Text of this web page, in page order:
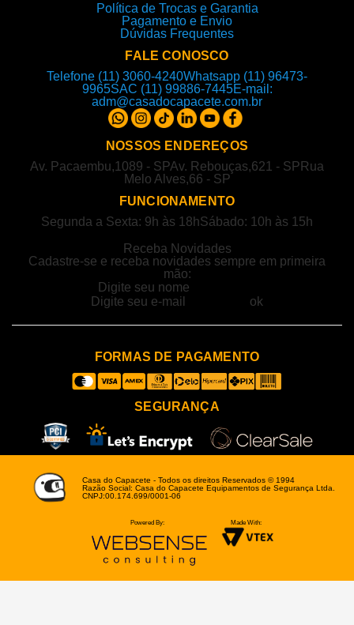
Política de Trocas e Garantia
Pagamento e Envio
Dúvidas Frequentes
FALE CONOSCO
Telefone (11) 3060-4240Whatsapp (11) 96473-
9965SAC (11) 99886-7445E-mail:
adm@casadocapacete.com.br
NOSSOS ENDEREÇOS
Av. Pacaembu,1089 - SPAv. Rebouças,621 - SP Rua
Melo Alves,66 - SP
FUNCIONAMENTO
Segunda a Sexta: 9h às 18hSábado: 10h às 15h
Receba Novidades
Cadastre-se e receba novidades sempre em primeira
mão:
FORMAS DE PAGAMENTO
SEGURANÇA
Casa do Capacete - Todos os direitos Reservados © 1994
Razão Social: Casa do Capacete Equipamentos de Segurança Ltda.
CNPJ:00.174.699/0001-06
Powered By: Made With: